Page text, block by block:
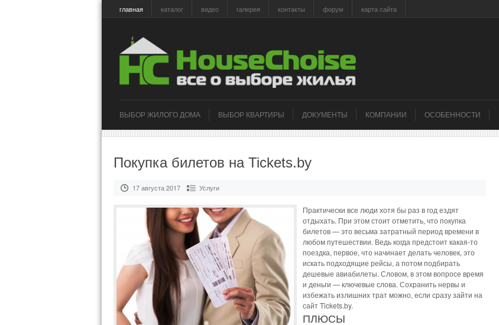
главная каталог видео галерея контакты форум карта сайта
ВЫБОР ЖИЛОГО ДОМА ВЫБОР КВАРТИРЫ ДОКУМЕНТЫ КОМПАНИИ ОСОБЕННОСТИ
Покупка билетов на Tickets.by
17 августа 2017 Услуги
Практически все люди хотя бы раз в год ездят
отдыхать. При этом стоит отметить, что покупка
билетов — это весьма затратный период времени в
любом путешествии. Ведь когда предстоит какая-то
поездка, первое, что начинает делать человек, это
искать подходящие рейсы, а потом подбирать
дешевые авиабилеты. Словом, в этом вопросе время
и деньги — ключевые слова. Сохранить нервы и
избежать излишних трат можно, если сразу зайти на
сайт Tickets.by.
ПЛЮСЫ